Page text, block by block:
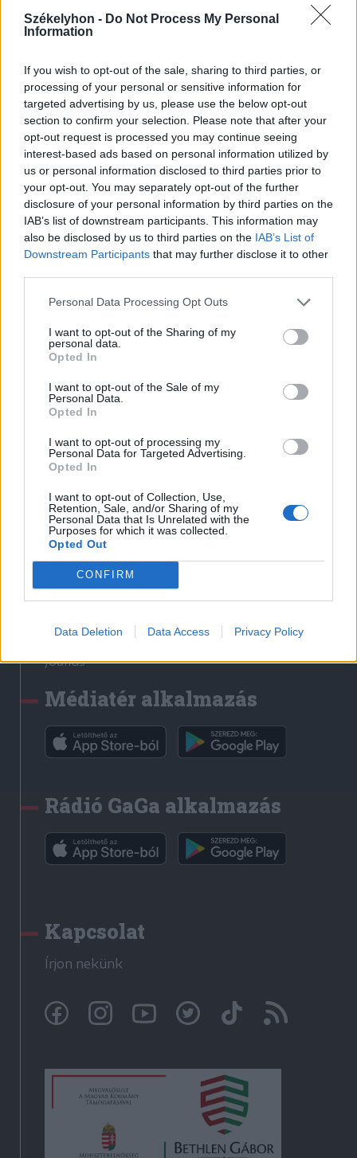
Székelyhon - Do Not Process My Personal
Information
If you wish to opt-out of the sale, sharing to third parties, or
processing of your personal or sensitive information for
targeted advertising by us, please use the below opt-out
section to confirm your selection. Please note that after your
opt-out request is processed you may continue seeing
interest-based ads based on personal information utilized by
us or personal information disclosed to third parties prior to
your opt-out. You may separately opt-out of the further
disclosure of your personal information by third parties on the
IAB’s list of downstream participants. This information may
also be disclosed by us to third parties on the IAB’s List of
Downstream Participants that may further disclose it to other
Personal Data Processing Opt Outs
I want to opt-out of the Sharing of my
personal data.
Opted In
I want to opt-out of the Sale of my
Personal Data.
Opted In
I want to opt-out of processing my
Personal Data for Targeted Advertising.
Opted In
I want to opt-out of Collection, Use,
Retention, Sale, and/or Sharing of my
Personal Data that Is Unrelated with the
Purposes for which it was collected.
Opted Out
CONFIRM
Data Deletion Data Access Privacy Policy
Hasznos
Impresszum
Szerzői jogok
Adatvédelmi tájékoztató
Cookie-kezelési tájékoztató
Hozzászólási szabályzat
Nyomtatott lapjaink archívuma
Székely Hírmondó archívuma
Sütibeállítások
Médiatér
Liget
Krónika
Bihari Napló
Erdélyi Napló
Főtér
Rádió GaGa
Jóállás
Médiatér alkalmazás
Rádió GaGa alkalmazás
Kapcsolat
Írjon nekünk